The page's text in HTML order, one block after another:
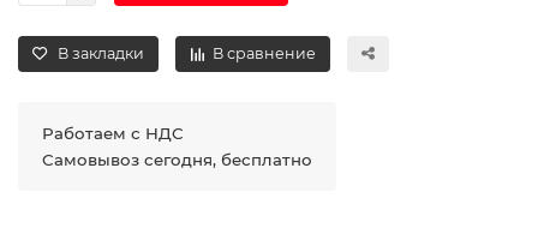
В закладки В сравнение
Работаем с НДС
Самовывоз сегодня, бесплатно